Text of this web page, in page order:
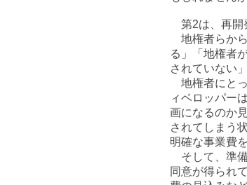
第2は、再開
地権者らか
る」「地権者
されていない
地権者にと
ィベロッパー
画になるのか
されてしまう
明確な事業費
そして、準備
同意が得られ